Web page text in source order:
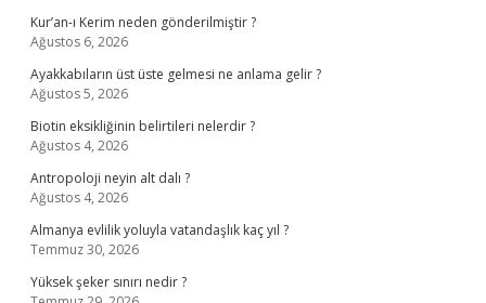
Kur’an-ı Kerim neden gönderilmiştir ?
Ağustos 6, 2026
Ayakkabıların üst üste gelmesi ne anlama gelir ?
Ağustos 5, 2026
Biotin eksikliğinin belirtileri nelerdir ?
Ağustos 4, 2026
Antropoloji neyin alt dalı ?
Ağustos 4, 2026
Almanya evlilik yoluyla vatandaşlık kaç yıl ?
Temmuz 30, 2026
Yüksek şeker sınırı nedir ?